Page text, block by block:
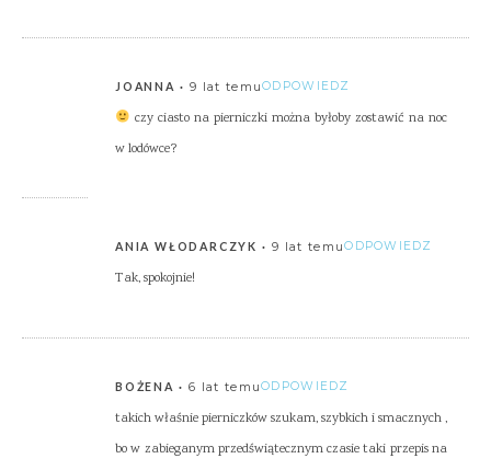
JOANNA 9 lat temuODPOWIEDZ
czy ciasto na pierniczki można byłoby zostawić na noc
w lodówce?
ANIA WŁODARCZYK 9 lat temuODPOWIEDZ
Tak, spokojnie!
BOŻENA 6 lat temuODPOWIEDZ
takich właśnie pierniczków szukam, szybkich i smacznych ,
bo w zabieganym przedświątecznym czasie taki przepis na